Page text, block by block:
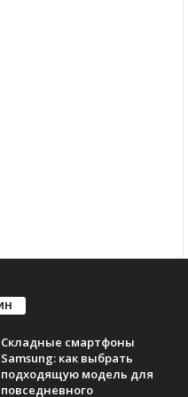
Складные смартфоны
Samsung: как выбрать
подходящую модель для
повседневного